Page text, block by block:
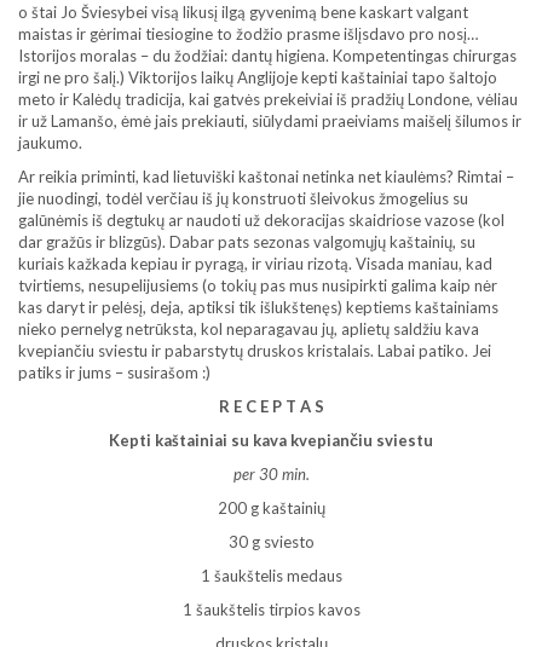
o štai Jo Šviesybei visą likusį ilgą gyvenimą bene kaskart valgant
maistas ir gėrimai tiesiogine to žodžio prasme išlįsdavo pro nosį…
Istorijos moralas – du žodžiai: dantų higiena. Kompetentingas chirurgas
irgi ne pro šalį.) Viktorijos laikų Anglijoje kepti kaštainiai tapo šaltojo
meto ir Kalėdų tradicija, kai gatvės prekeiviai iš pradžių Londone, vėliau
ir už Lamanšo, ėmė jais prekiauti, siūlydami praeiviams maišelį šilumos ir
jaukumo.
Ar reikia priminti, kad lietuviški kaštonai netinka net kiaulėms? Rimtai –
jie nuodingi, todėl verčiau iš jų konstruoti šleivokus žmogelius su
galūnėmis iš degtukų ar naudoti už dekoracijas skaidriose vazose (kol
dar gražūs ir blizgūs). Dabar pats sezonas valgomųjų kaštainių, su
kuriais kažkada kepiau ir pyragą, ir viriau rizotą. Visada maniau, kad
tvirtiems, nesupelijusiems (o tokių pas mus nusipirkti galima kaip nėr
kas daryt ir pelėsį, deja, aptiksi tik išlukštenęs) keptiems kaštainiams
nieko pernelyg netrūksta, kol neparagavau jų, aplietų saldžiu kava
kvepiančiu sviestu ir pabarstytų druskos kristalais. Labai patiko. Jei
patiks ir jums – susirašom :)
R E C E P T A S
Kepti kaštainiai su kava kvepiančiu sviestu
per 30 min.
200 g kaštainių
30 g sviesto
1 šaukštelis medaus
1 šaukštelis tirpios kavos